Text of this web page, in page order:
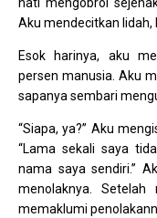
Aku mendecitkan lidah,
Esok harinya, aku
persen manusia. Aku
sapanya sembari
“Siapa, ya?” Aku
“Lama sekali saya
nama saya sendiri.”
menolaknya.
memaklumi